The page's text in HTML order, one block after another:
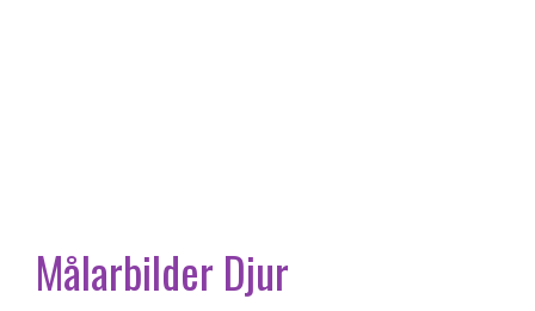
Målarbilder Djur